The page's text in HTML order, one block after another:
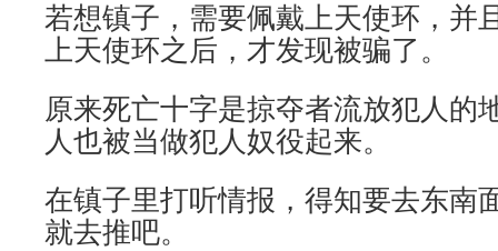
若想镇子，需要佩戴上天使环，并
上天使环之后，才发现被骗了。
原来死亡十字是掠夺者流放犯人的
人也被当做犯人奴役起来。
在镇子里打听情报，得知要去东南
就去推吧。